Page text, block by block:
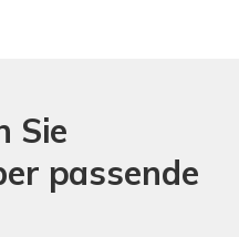
Sie
passende